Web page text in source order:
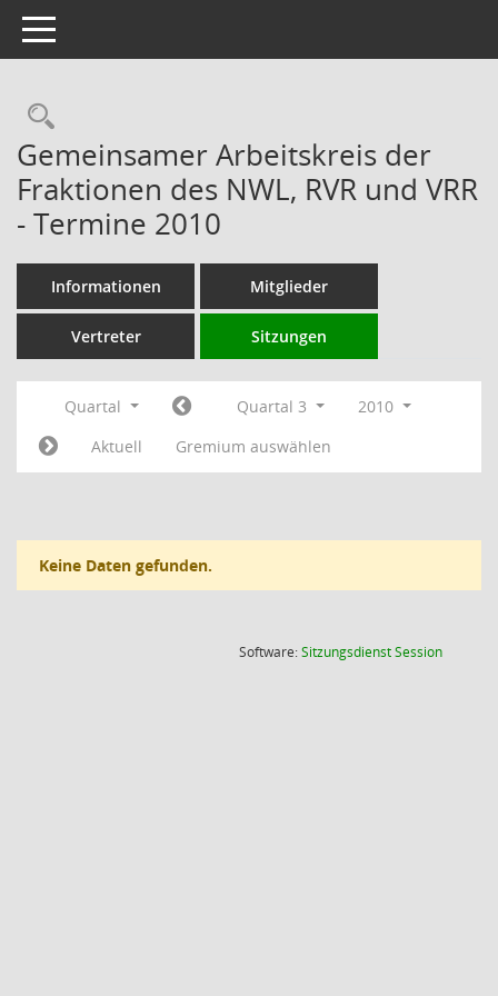
Toggle navigation
Rechercheauswahl
Gemeinsamer Arbeitskreis der
Fraktionen des NWL, RVR und VRR
- Termine 2010
Informationen Mitglieder
Vertreter Sitzungen
Quartal Quartal 3
2010
Aktuell
Gremium auswählen
Keine Daten gefunden.
Software:SitzungsdienstSession(Wird in